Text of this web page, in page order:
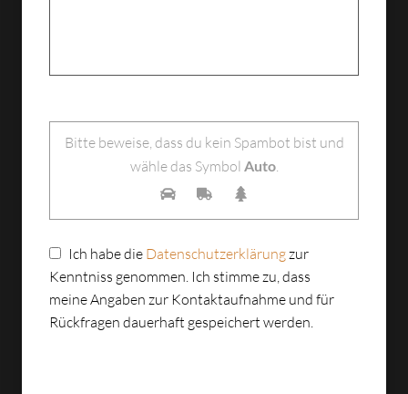
Bitte lasse dieses Feld leer.
Bitte beweise, dass du kein Spambot bist und
wähle das Symbol Auto.
Ich habe die Datenschutzerklärungzur
Kenntniss genommen. Ich stimme zu, dass
meine Angaben zur Kontaktaufnahme und für
Rückfragen dauerhaft gespeichert werden.